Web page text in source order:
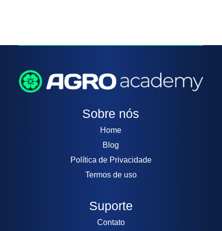
Sobre nós
Home
Blog
Política de Privacidade
Termos de uso
Suporte
Contato